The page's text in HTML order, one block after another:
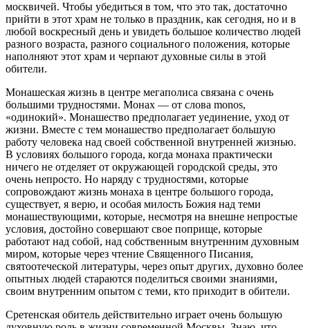
москвичей. Чтобы убедиться в том, что это так, достаточно
прийти в этот храм не только в праздник, как сегодня, но и в
любой воскресный день и увидеть большое количество людей
разного возраста, разного социального положения, которые
наполняют этот храм и черпают духовные силы в этой
обители.
Монашеская жизнь в центре мегаполиса связана с очень
большими трудностями. Монах — от слова monos,
«одинокий». Монашество предполагает уединение, уход от
жизни. Вместе с тем монашество предполагает большую
работу человека над своей собственной внутренней жизнью.
В условиях большого города, когда монаха практически
ничего не отделяет от окружающей городской среды, это
очень непросто. Но наряду с трудностями, которые
сопровождают жизнь монаха в центре большого города,
существует, я верю, и особая милость Божия над теми
монашествующими, которые, несмотря на внешне непростые
условия, достойно совершают свое поприще, которые
работают над собой, над собственным внутренним духовным
миром, которые через чтение Священного Писания,
святоотеческой литературы, через опыт других, духовно более
опытных людей стараются поделиться своими знаниями,
своим внутренним опытом с теми, кто приходит в обители.
Сретенская обитель действительно играет очень большую